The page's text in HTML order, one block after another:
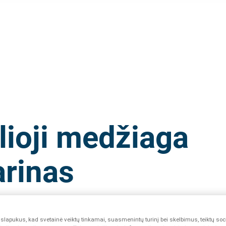
medžiaga
kad svetainė veiktų tinkamai, suasmenintų turinį bei skelbimus, teiktų